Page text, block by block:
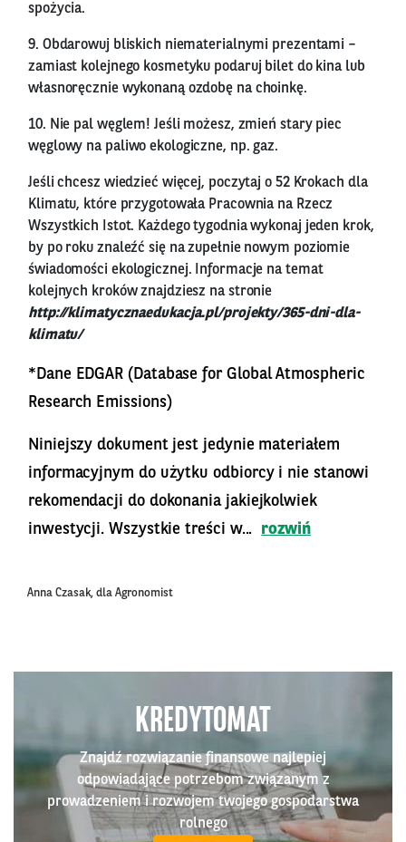
spożycia.
9. Obdarowuj bliskich niematerialnymi prezentami –
zamiast kolejnego kosmetyku podaruj bilet do kina lub
własnoręcznie wykonaną ozdobę na choinkę.
10. Nie pal węglem! Jeśli możesz, zmień stary piec
węglowy na paliwo ekologiczne, np. gaz.
Jeśli chcesz wiedzieć więcej, poczytaj o 52 Krokach dla
Klimatu, które przygotowała Pracownia na Rzecz
Wszystkich Istot. Każdego tygodnia wykonaj jeden krok,
by po roku znaleźć się na zupełnie nowym poziomie
świadomości ekologicznej. Informacje na temat
kolejnych kroków znajdziesz na stronie
http://klimatycznaedukacja.pl/projekty/365-dni-dla-
klimatu/
*Dane EDGAR (Database for Global Atmospheric
Research Emissions)
Niniejszy dokument jest jedynie materiałem
informacyjnym do użytku odbiorcy i nie stanowi
rekomendacji do dokonania jakiejkolwiek
inwestycji. Wszystkie treści w...
rozwiń
Anna Czasak, dla Agronomist
KREDYTOMAT
Znajdź rozwiązanie finansowe najlepiej
odpowiadające potrzebom związanym z
prowadzeniem i rozwojem twojego gospodarstwa
rolnego